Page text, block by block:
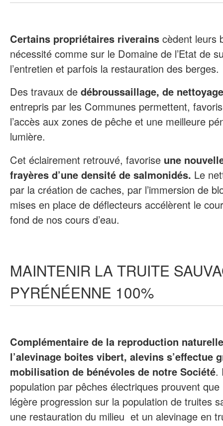
Certains propriétaires riverains cèdent leurs
nécessité comme sur le Domaine de l’Etat de
l’entretien et parfois la restauration des berges.
Des travaux de débroussaillage, de
entrepris par les Communes permettent,
l’accès aux zones de pêche et une meilleure
lumière.
Cet éclairement retrouvé, favorise une
frayères d’une densité de salmonidés. Le
par la création de caches, par l’immersion de
mises en place de déflecteurs accélèrent le
fond de nos cours d’eau.
MAINTENIR LA TRUITE
PYRÉNÉENNE 100%
Complémentaire de la reproduction
l’alevinage boites vibert, alevins s’effectue
mobilisation de bénévoles de notre Société.
population par pêches électriques prouvent
légère progression sur la population de truites
une restauration du milieu et un alevinage en